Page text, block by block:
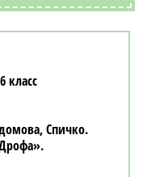
класс
Спичко